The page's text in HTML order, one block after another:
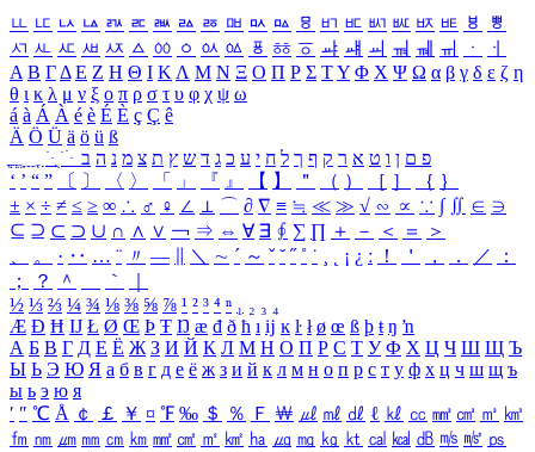
ㅥ ㅦ ㅧ ㅨ ㅩ ㅪ ㅫ ㅬ ㅭ ㅮ ㅯ ㅰ ㅱ ㅲ ㅳ ㅴ ㅵ ㅶ ㅷ ㅸ
ㅹ
ㅺ ㅻ ㅼ ㅽ ㅾ ㅿ ㆀ ㆁ ㆂ ㆃ ㆄ ㆅ ㆆ ㆇ ㆈ ㆉ ㆊ ㆋ ㆌ ㆍ
ㆎ
Α Β ΓΔ Ε Ζ Η Θ Ι ΚΛ Μ Ν Ξ Ο Π Ρ Σ ΤΥ Φ Χ Ψ Ω α β γ δ ε ζ η
θ ι κ λ μ ν ξ ο π ρ σ τ υ φ χ ψ ω
á à Á À é è É È ç Ç ê
Ä Ö Ü ä ö ü ß
ִֶֹ ֻּ ׁׂ פ ם ן ו ט א ר ק ף ך ל ח י ע כ ג ד ש ץ ת צ מ נ ה ב
‘ ’ “ ” 〔 〕 〈 〉 「 」 『 』 【 】 ＂ （ ） ［ ］ ｛ ｝
± × ÷ ≠ ≤ ≥ ∞ ∴ ♂ ♀ ∠ ⊥ ⌒ ∂ ∇ ≡ ≒ ≪ ≫ √ ∽ ∝ ∵ ∫ ∬ ∈ ∋
⊆ ⊇ ⊂ ⊃ ∪ ∩ ∧ ∨ ￢ ⇒ ⇔ ∀ ∃ ∮ ∑ ∏ ＋ － ＜ ＝
＞
、
。 · ‥ … ¨ 〃 ― ＼ ∼ ´ ～ ˇ ˘ ˝ ˚ ˙ ¸ ¡ ¿ ː ！ ＇ ， ． ／
：
；
？ ＾ ｀
½ ⅓ ⅔ ¼ ¾ ⅛ ⅜ ⅝ ⅞ ¹ ² ³ ⁴ ⁿ ₁ ₂ ₃ ₄
Æ Ð Ħ Ĳ Ł Ø Œ Þ Ŧ Ŋ æ đ ð ħ ı ĳ ĸ ŀ ł ø œ ß þ ŧ ŋ ŉ
А Б В Г Д Е Ё Ж З И Й К Л М Н О П Р С Т У Ф Х Ц Ч Ш Щ Ъ
Ы Ь Э Ю Я а б в г д е ё ж з и й к л м н о п р с т у ф х ц ч ш щ ъ
ы ь э ю я
′ ″ ℃ Å ￠ ￡ ￥ ¤ ℉ ‰ ＄ ％ Ｆ ￦ ㎕ ㎖ ㎗ ℓ ㎘ ㏄ ㎣ ㎤ ㎥ ㎦
㎙ ㎚ ㎛ ㎜ ㎝ ㎞ ㎟ ㎠ ㎡ ㎢ ㏊ ㎍ ㎎ ㎏ ㏏ ㎈ ㎉ ㏈ ㎧ ㎨ ㎰